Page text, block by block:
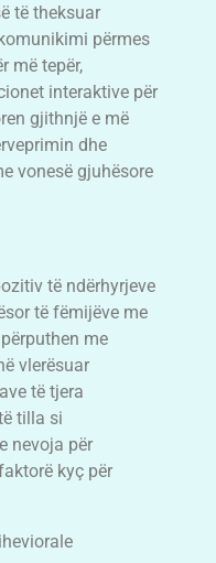
të theksuar
përmes
më tepër,
interaktive për
gjithnjë e më
dhe
vonesë gjuhësore
të ndërhyrjeve
të fëmijëve me
me
vlerësuar
të tjera
tilla si
nevoja për
kyç për